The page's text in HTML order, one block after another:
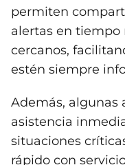
permiten
alertas en tiempo
cercanos,
estén siempre
Además, algunas
asistencia
situaciones
rápido con